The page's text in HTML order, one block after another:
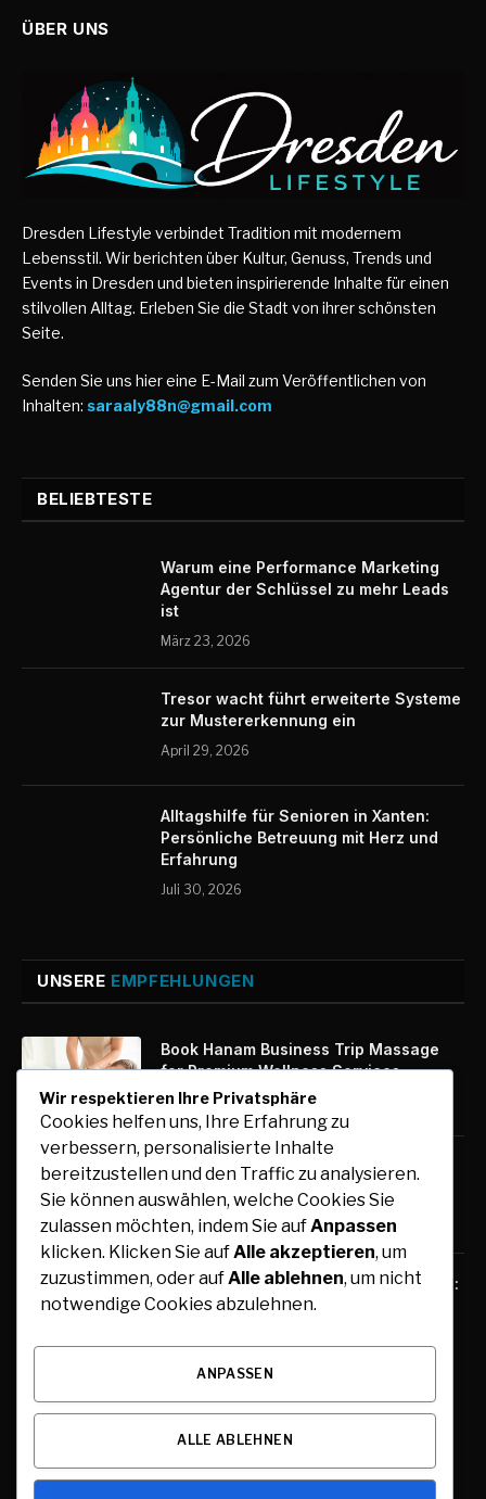
ÜBER UNS
Dresden Lifestyle verbindet Tradition mit modernem
Lebensstil. Wir berichten über Kultur, Genuss, Trends und
Events in Dresden und bieten inspirierende Inhalte für einen
stilvollen Alltag. Erleben Sie die Stadt von ihrer schönsten
Seite.
Senden Sie uns hier eine E-Mail zum Veröffentlichen von
Inhalten: saraaly88n@gmail.com
BELIEBTESTE
Warum eine Performance Marketing
Agentur der Schlüssel zu mehr Leads
ist
März 23, 2026
Tresor wacht führt erweiterte Systeme
zur Mustererkennung ein
April 29, 2026
Alltagshilfe für Senioren in Xanten:
Persönliche Betreuung mit Herz und
Erfahrung
Juli 30, 2026
UNSERE EMPFEHLUNGEN
Book Hanam Business Trip Massage
for Premium Wellness Services
August 7, 2026
Kfz-Zulassung Express: Digitale
Zulassung mit maximalem Komfort
August 7, 2026
Free Tools for Teachers and Students:
Online Resources for Teaching,
© 2026 Alle Rechte vorbehalten.Dresden Lifestyle
Wir respektieren Ihre Privatsphäre
Cookies helfen uns, Ihre Erfahrung zu
verbessern, personalisierte Inhalte
bereitzustellen und den Traffic zu analysieren.
Sie können auswählen, welche Cookies Sie
zulassen möchten, indem Sie aufAnpassen
klicken. Klicken Sie aufAlle akzeptieren, um
zuzustimmen, oder aufAlle ablehnen, um nicht
notwendige Cookies abzulehnen.
ANPASSEN
ALLE ABLEHNEN